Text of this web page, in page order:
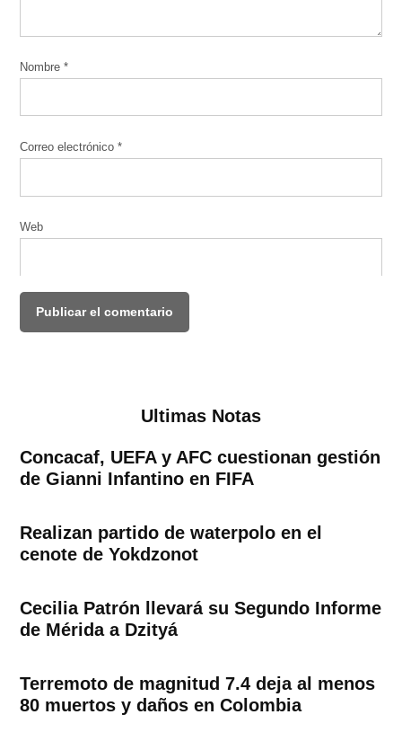
Nombre*
Correo electrónico*
Web
Ultimas Notas
Concacaf, UEFA y AFC cuestionan gestión
de Gianni Infantino en FIFA
Realizan partido de waterpolo en el
cenote de Yokdzonot
Cecilia Patrón llevará su Segundo Informe
de Mérida a Dzityá
Terremoto de magnitud 7.4 deja al menos
80 muertos y daños en Colombia